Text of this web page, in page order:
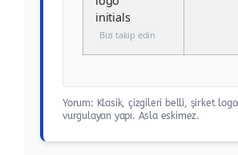
Bizi takip edin
Yorum: Klasik, çizgileri belli, şirket
vurgulayan yapı. Asla eskimez.